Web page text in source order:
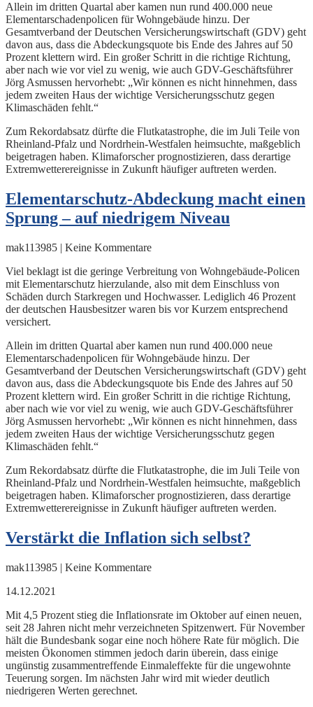
Allein im dritten Quartal aber kamen nun rund 400.000 neue
Elementarschadenpolicen für Wohngebäude hinzu. Der
Gesamtverband der Deutschen Versicherungswirtschaft (GDV) geht
davon aus, dass die Abdeckungsquote bis Ende des Jahres auf 50
Prozent klettern wird. Ein großer Schritt in die richtige Richtung,
aber nach wie vor viel zu wenig, wie auch GDV-Geschäftsführer
Jörg Asmussen hervorhebt: „Wir können es nicht hinnehmen, dass
jedem zweiten Haus der wichtige Versicherungsschutz gegen
Klimaschäden fehlt.“
Zum Rekordabsatz dürfte die Flutkatastrophe, die im Juli Teile von
Rheinland-Pfalz und Nordrhein-Westfalen heimsuchte, maßgeblich
beigetragen haben. Klimaforscher prognostizieren, dass derartige
Extremwetterereignisse in Zukunft häufiger auftreten werden.
Elementarschutz-Abdeckung macht einen
Sprung – auf niedrigem Niveau
mak113985 | Keine Kommentare
Viel beklagt ist die geringe Verbreitung von Wohngebäude-Policen
mit Elementarschutz hierzulande, also mit dem Einschluss von
Schäden durch Starkregen und Hochwasser. Lediglich 46 Prozent
der deutschen Hausbesitzer waren bis vor Kurzem entsprechend
versichert.
Allein im dritten Quartal aber kamen nun rund 400.000 neue
Elementarschadenpolicen für Wohngebäude hinzu. Der
Gesamtverband der Deutschen Versicherungswirtschaft (GDV) geht
davon aus, dass die Abdeckungsquote bis Ende des Jahres auf 50
Prozent klettern wird. Ein großer Schritt in die richtige Richtung,
aber nach wie vor viel zu wenig, wie auch GDV-Geschäftsführer
Jörg Asmussen hervorhebt: „Wir können es nicht hinnehmen, dass
jedem zweiten Haus der wichtige Versicherungsschutz gegen
Klimaschäden fehlt.“
Zum Rekordabsatz dürfte die Flutkatastrophe, die im Juli Teile von
Rheinland-Pfalz und Nordrhein-Westfalen heimsuchte, maßgeblich
beigetragen haben. Klimaforscher prognostizieren, dass derartige
Extremwetterereignisse in Zukunft häufiger auftreten werden.
Verstärkt die Inflation sich selbst?
mak113985 | Keine Kommentare
14.12.2021
Mit 4,5 Prozent stieg die Inflationsrate im Oktober auf einen neuen,
seit 28 Jahren nicht mehr verzeichneten Spitzenwert. Für November
hält die Bundesbank sogar eine noch höhere Rate für möglich. Die
meisten Ökonomen stimmen jedoch darin überein, dass einige
ungünstig zusammentreffende Einmaleffekte für die ungewohnte
Teuerung sorgen. Im nächsten Jahr wird mit wieder deutlich
niedrigeren Werten gerechnet.